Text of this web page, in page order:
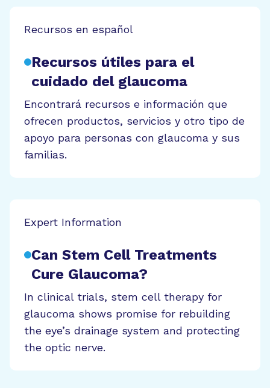
Recursos en español
Recursos útiles para el
cuidado del glaucoma
Encontrará recursos e información que
ofrecen productos, servicios y otro tipo de
apoyo para personas con glaucoma y sus
familias.
Expert Information
Can Stem Cell Treatments
Cure Glaucoma?
In clinical trials, stem cell therapy for
glaucoma shows promise for rebuilding
the eye’s drainage system and protecting
the optic nerve.